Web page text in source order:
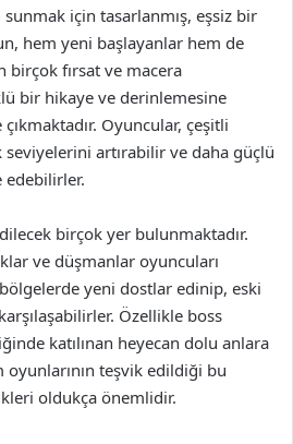
için tasarlanmış, eşsiz bir
hem yeni başlayanlar hem de
fırsat ve macera
bir hikaye ve derinlemesine
Oyuncular, çeşitli
artırabilir ve daha güçlü
edebilirler.
birçok yer bulunmaktadır.
ve düşmanlar oyuncuları
yeni dostlar edinip, eski
Özellikle boss
katılınan heyecan dolu anlara
oyunlarının teşvik edildiği bu
oldukça önemlidir.